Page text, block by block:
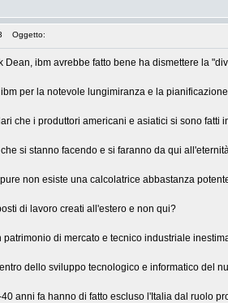
Oggetto:
Dean, ibm avrebbe fatto bene ha dismettere la
per la notevole lungimiranza e la
che i produttori americani e asiatici si sono fatti
si stanno facendo e si faranno da qui
non esiste una calcolatrice abbastanza
di lavoro creati all'estero e non qui?
di mercato e tecnico industriale
dello sviluppo tecnologico e informatico del
anni fa hanno di fatto escluso l'Italia dal ruolo